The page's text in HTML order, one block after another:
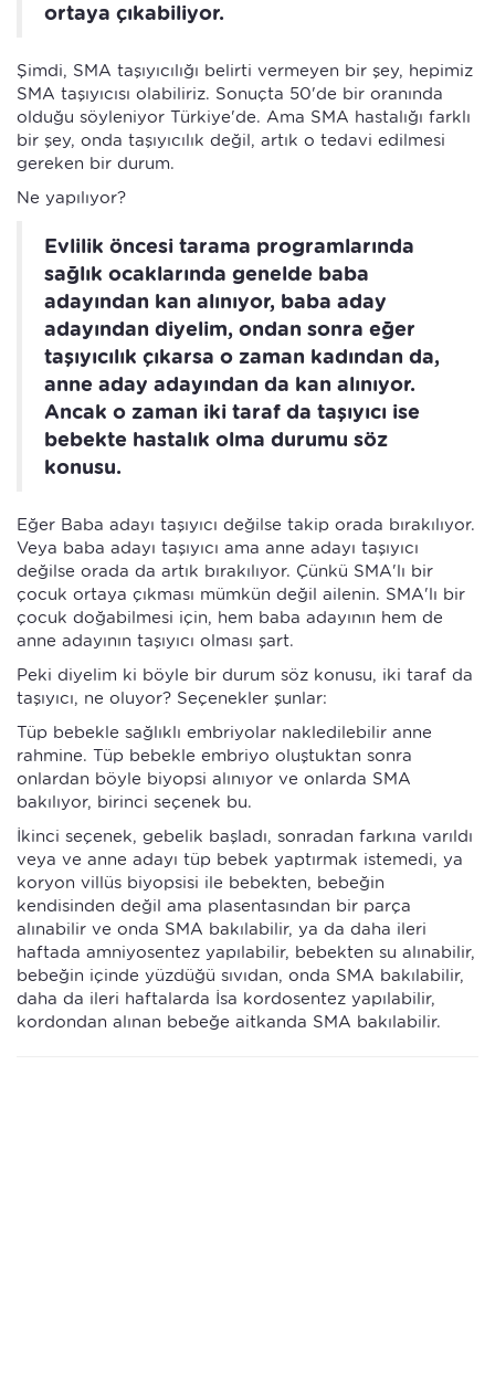
ortaya çıkabiliyor.
Şimdi, SMA taşıyıcılığı belirti vermeyen bir şey, hepimiz
SMA taşıyıcısı olabiliriz. Sonuçta 50'de bir oranında
olduğu söyleniyor Türkiye'de. Ama SMA hastalığı farklı
bir şey, onda taşıyıcılık değil, artık o tedavi edilmesi
gereken bir durum.
Ne yapılıyor?
Evlilik öncesi tarama programlarında
sağlık ocaklarında genelde baba
adayından kan alınıyor, baba aday
adayından diyelim, ondan sonra eğer
taşıyıcılık çıkarsa o zaman kadından da,
anne aday adayından da kan alınıyor.
Ancak o zaman iki taraf da taşıyıcı ise
bebekte hastalık olma durumu söz
konusu.
Eğer Baba adayı taşıyıcı değilse takip orada bırakılıyor.
Veya baba adayı taşıyıcı ama anne adayı taşıyıcı
değilse orada da artık bırakılıyor. Çünkü SMA'lı bir
çocuk ortaya çıkması mümkün değil ailenin. SMA'lı bir
çocuk doğabilmesi için, hem baba adayının hem de
anne adayının taşıyıcı olması şart.
Peki diyelim ki böyle bir durum söz konusu, iki taraf da
taşıyıcı, ne oluyor? Seçenekler şunlar:
Tüp bebekle sağlıklı embriyolar nakledilebilir anne
rahmine. Tüp bebekle embriyo oluştuktan sonra
onlardan böyle biyopsi alınıyor ve onlarda SMA
bakılıyor, birinci seçenek bu.
İkinci seçenek, gebelik başladı, sonradan farkına varıldı
veya ve anne adayı tüp bebek yaptırmak istemedi, ya
koryon villüs biyopsisi ile bebekten, bebeğin
kendisinden değil ama plasentasından bir parça
alınabilir ve onda SMA bakılabilir, ya da daha ileri
haftada amniyosentez yapılabilir, bebekten su alınabilir,
bebeğin içinde yüzdüğü sıvıdan, onda SMA bakılabilir,
daha da ileri haftalarda İsa kordosentez yapılabilir,
kordondan alınan bebeğe aitkanda SMA bakılabilir.